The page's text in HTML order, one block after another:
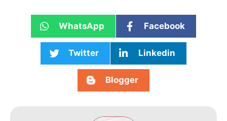
WhatsApp Facebook
Twitter Linkedin
Blogger